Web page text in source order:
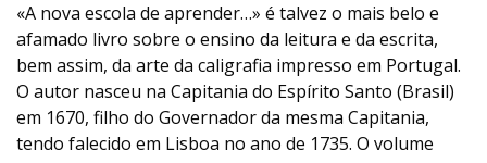
«A nova escola de aprender…» é talvez o mais belo e
afamado livro sobre o ensino da leitura e da escrita,
bem assim, da arte da caligrafia impresso em Portugal.
O autor nasceu na Capitania do Espírito Santo (Brasil)
em 1670, filho do Governador da mesma Capitania,
tendo falecido em Lisboa no ano de 1735. O volume